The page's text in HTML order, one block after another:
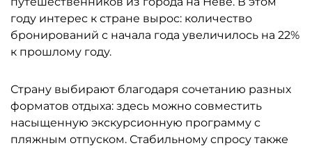
году интерес к стране вырос: количество
бронирований с начала года увеличилось на 22%
к прошлому году.
Страну выбирают благодаря сочетанию разных
форматов отдыха: здесь можно совместить
насыщенную экскурсионную программу с
пляжным отпуском. Стабильному спросу также